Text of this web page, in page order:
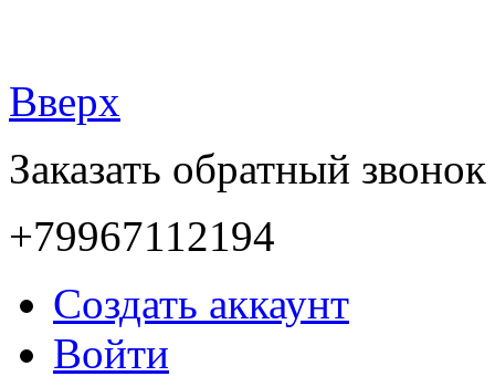
Вверх
Заказать обратный звонок
+79967112194
Создать аккаунт
Войти